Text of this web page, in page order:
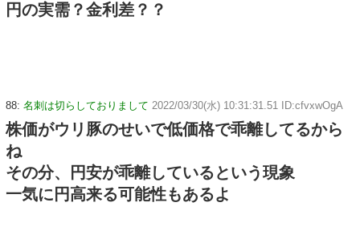
円の実需？金利差？？
88: 名刺は切らしておりまして 2022/03/30(水) 10:31:31.51 ID:cfvxwOgA
株価がウリ豚のせいで低価格で乖離してるから
ね
その分、円安が乖離しているという現象
一気に円高来る可能性もあるよ